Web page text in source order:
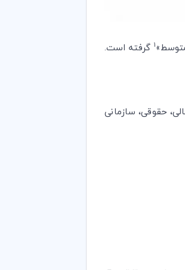
1 گرفته است.
حقوقی، سازمانی